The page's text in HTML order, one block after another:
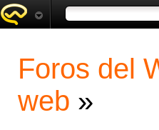
Foros del
web »